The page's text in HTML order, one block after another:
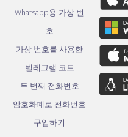
Whatsapp용 가상 번
호
가상 번호를 사용한
텔레그램 코드
두 번째 전화번호
암호화폐로 전화번호
구입하기